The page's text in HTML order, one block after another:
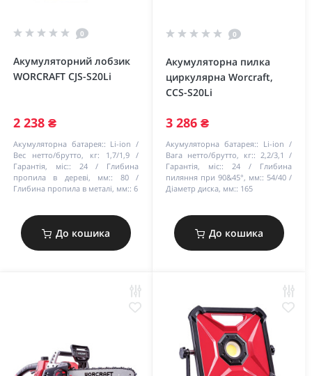
0
Акумуляторний лобзик
WORCRAFT CJS-S20Li
2 238 ₴
Акумуляторна батарея:: Li-ion
Вес нетто/брутто, кг:
1,7/1,9
Гарантія, міс::
24
Глибина
пропила в дереві, мм::
80
Глибина пропила в металі, мм:: 6
До кошика
0
Акумуляторна пилка
циркулярна Worcraft,
CCS-S20Li
3 286 ₴
Акумуляторна батарея:: Li-ion
Вага нетто/брутто, кг:: 2,2/3,1
Гарантія, міс::
24
Глибина
пиляння при 90&45°, мм:: 54/40
Діаметр диска, мм:: 165
До кошика